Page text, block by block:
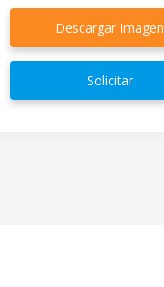
Descargar Imagen
Solicitar